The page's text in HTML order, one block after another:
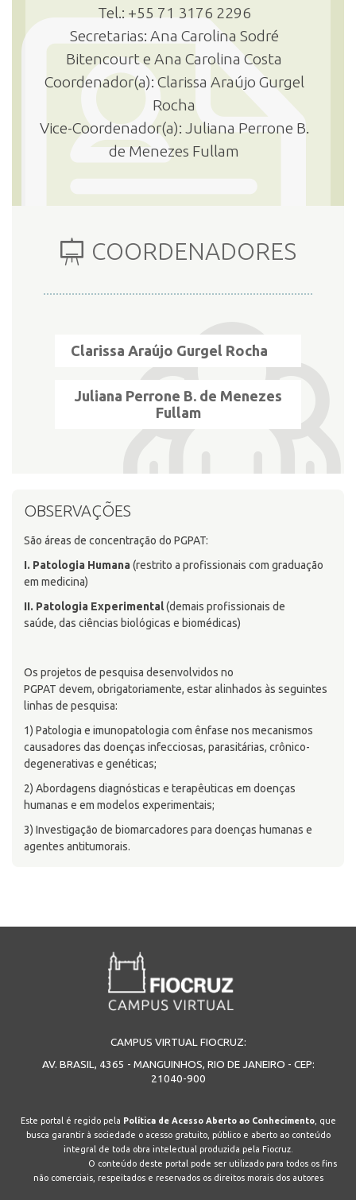
Tel.: +55 71 3176 2296
Secretarias: Ana Carolina Sodré
Bitencourt e Ana Carolina Costa
Coordenador(a): Clarissa Araújo Gurgel
Rocha
Vice-Coordenador(a): Juliana Perrone B.
de Menezes Fullam
COORDENADORES
Clarissa Araújo Gurgel Rocha
Juliana Perrone B. de Menezes
Fullam
OBSERVAÇÕES
São áreas de concentração do PGPAT:
I. Patologia Humana (restrito a profissionais com graduação
em medicina)
II. Patologia Experimental(demais profissionais de
saúde, das ciências biológicas e biomédicas)
Os projetos de pesquisa desenvolvidos no
PGPAT devem, obrigatoriamente, estar alinhados às seguintes
linhas de pesquisa:
1) Patologia e imunopatologia com ênfase nos mecanismos
causadores das doenças infecciosas, parasitárias, crônico-
degenerativas e genéticas;
2) Abordagens diagnósticas e terapêuticas em doenças
humanas e em modelos experimentais;
3) Investigação de biomarcadores para doenças humanas e
agentes antitumorais.
CAMPUS VIRTUAL FIOCRUZ:
AV. BRASIL, 4365 - MANGUINHOS, RIO DE JANEIRO - CEP:
21040-900
Este portal é regido pela Política de Acesso Aberto ao Conhecimento, que
busca garantir à sociedade o acesso gratuito, público e aberto ao conteúdo
integral de toda obra intelectual produzida pela Fiocruz.
O conteúdo deste portal pode ser utilizado para todos os fins
não comerciais, respeitados e reservados os direitos morais dos autores